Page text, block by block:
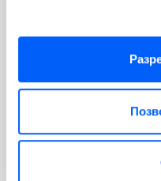
Данъчни съвети за
отВалентин Апостолов|
Видове инфлация:
представляват и как да